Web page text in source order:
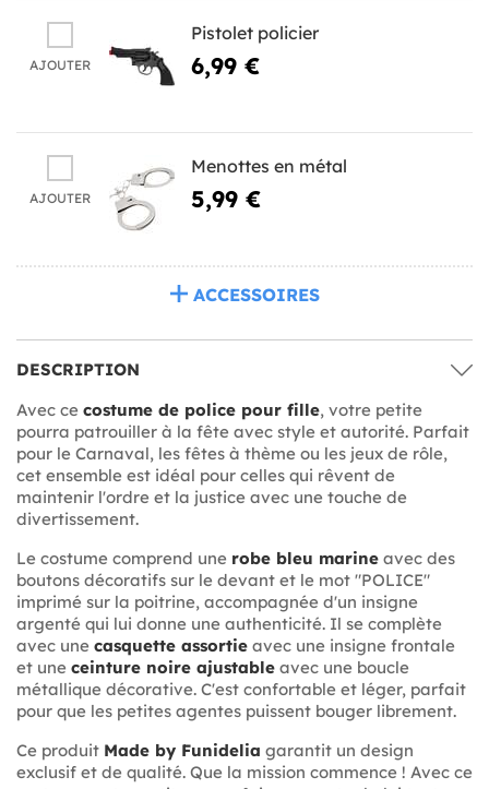
AJOUTER
Pistolet policier
6,99 €
AJOUTER
Menottes en métal
5,99 €
ACCESSOIRES
DESCRIPTION
Avec ce costume de police pour fille, votre petite
pourra patrouiller à la fête avec style et autorité. Parfait
pour le Carnaval, les fêtes à thème ou les jeux de rôle,
cet ensemble est idéal pour celles qui rêvent de
maintenir l'ordre et la justice avec une touche de
divertissement.
Le costume comprend une robe bleu marine avec des
boutons décoratifs sur le devant et le mot "POLICE"
imprimé sur la poitrine, accompagnée d'un insigne
argenté qui lui donne une authenticité. Il se complète
avec une casquette assortie avec une insigne frontale
et une ceinture noire ajustable avec une boucle
métallique décorative. C'est confortable et léger, parfait
pour que les petites agentes puissent bouger librement.
Ce produit Made by Funidelia garantit un design
exclusif et de qualité. Que la mission commence ! Avec ce